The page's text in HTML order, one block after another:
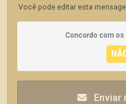
Você pode editar esta
Concordo com os
Enviar